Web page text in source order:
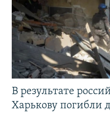
В результате
Харькову погибли